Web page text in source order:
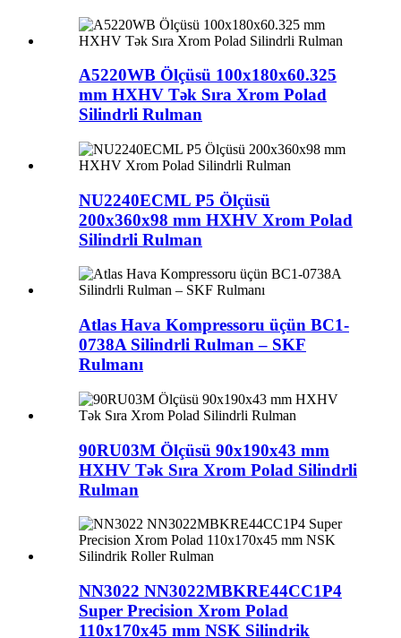
A5220WB Ölçüsü 100x180x60.325
mm HXHV Tək Sıra Xrom Polad
Silindrli Rulman
NU2240ECML P5 Ölçüsü
200x360x98 mm HXHV Xrom Polad
Silindrli Rulman
Atlas Hava Kompressoru üçün BC1-
0738A Silindrli Rulman – SKF
Rulmanı
90RU03M Ölçüsü 90x190x43 mm
HXHV Tək Sıra Xrom Polad Silindrli
Rulman
NN3022 NN3022MBKRE44CC1P4
Super Precision Xrom Polad
110x170x45 mm NSK Silindrik